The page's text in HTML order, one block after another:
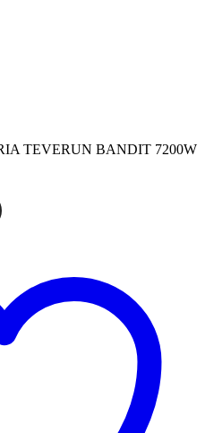
TEVERUN BANDIT 7200W